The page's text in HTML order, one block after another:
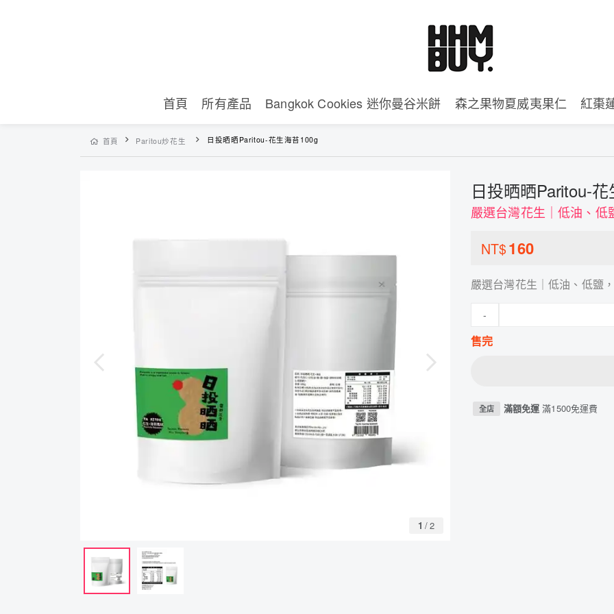
首頁 所有產品 Bangkok Cookies 迷你曼谷米餅 森之果物夏威夷果仁 紅棗
首頁 Paritou炒花生 日投晒晒Paritou-花生海苔100g
1 /2
日投晒晒Paritou-
嚴選台灣花生｜低油、低
NT$160
嚴選台灣花生｜低油、低鹽
-
售完
全店 滿額免運滿1500免運費